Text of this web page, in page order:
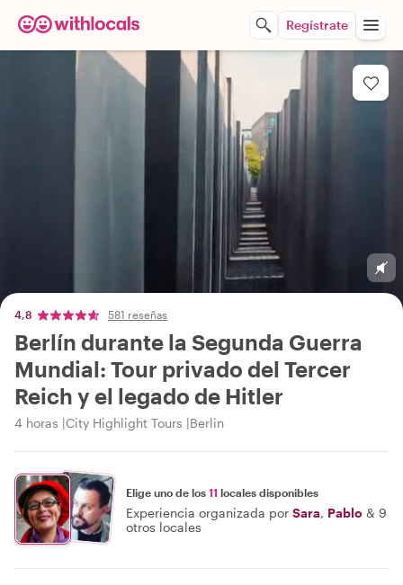
Regístrate
4,8 581 reseñas
Berlín durante la Segunda Guerra
Mundial: Tour privado del Tercer
Reich y el legado de Hitler
4 horas City Highlight Tours Berlin
Elige uno de los 11 locales disponibles
Experiencia organizada por Sara, Pablo & 9
otros locales